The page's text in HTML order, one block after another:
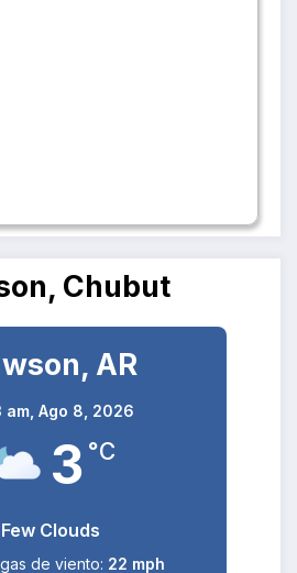
Chubut
AR
am, Ago 8, 2026
3 °C
Few Clouds
de viento: 22 mph